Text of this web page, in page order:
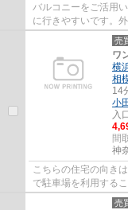
バルコニーをご活用
に行きやすいです。
きれいに整います。
売
ワ
横
相
14
小
入
間
神
こちらの住宅の向き
で駐車場を利用する
で、ぜひご検討くだ
売